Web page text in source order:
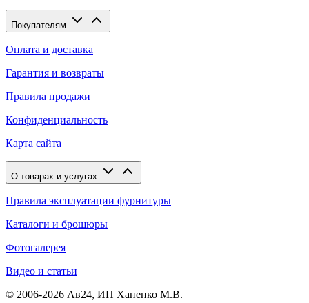
Покупателям
Оплата и доставка
Гарантия и возвраты
Правила продажи
Конфиденциальность
Карта сайта
О товарах и услугах
Правила эксплуатации фурнитуры
Каталоги и брошюры
Фотогалерея
Видео и статьи
© 2006-2026 Ав24, ИП Ханенко М.В.